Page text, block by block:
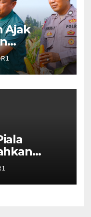
Ajak
Dukung
Penalti